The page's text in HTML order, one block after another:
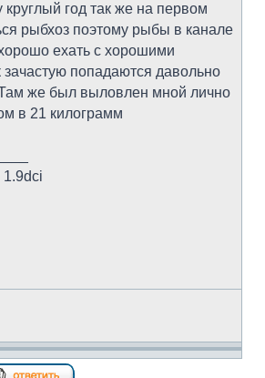
круглый год так же на первом
рыбхоз поэтому рыбы в канале
ехать с хорошими
зачастую попадаются давольно
же был выловлен мной лично
в 21 килограмм
1.9dci